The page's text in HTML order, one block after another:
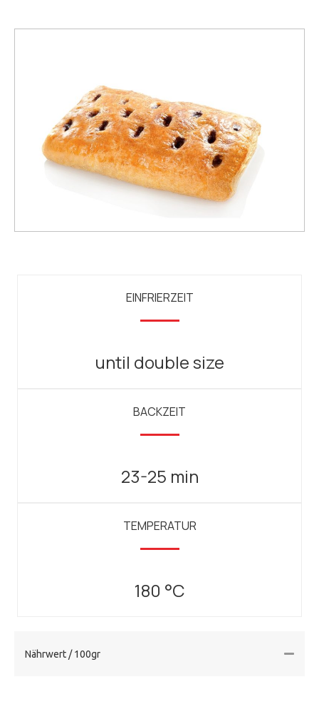
EINFRIERZEIT
until double size
BACKZEIT
23-25 min
TEMPERATUR
180 °C
Nährwert / 100gr